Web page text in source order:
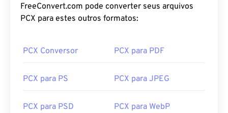
FreeConvert.com pode converter seus arquivos
PCX para estes outros formatos:
PCX Conversor PCX para PDF
PCX para PS PCX para JPEG
PCX para PSD PCX para WebP